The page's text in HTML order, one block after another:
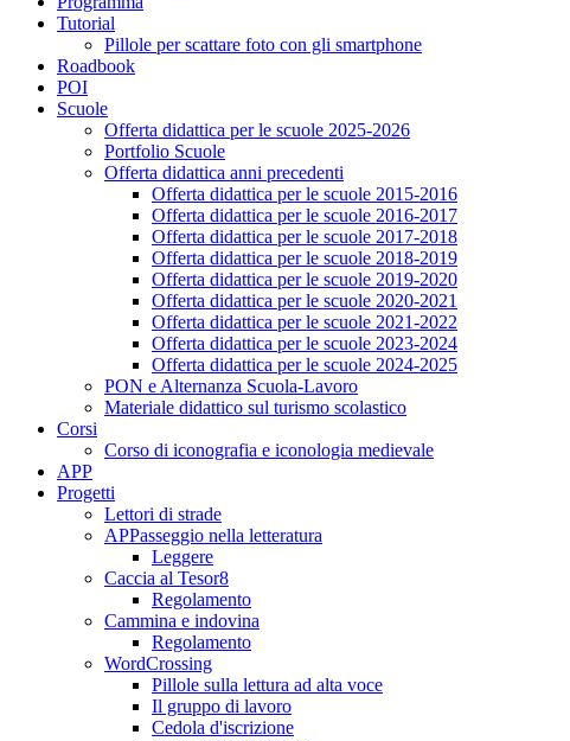
Tutorial
Pillole per scattare foto con gli smartphone
Roadbook
POI
Scuole
Offerta didattica per le scuole 2025-2026
Portfolio Scuole
Offerta didattica anni precedenti
Offerta didattica per le scuole 2015-2016
Offerta didattica per le scuole 2016-2017
Offerta didattica per le scuole 2017-2018
Offerta didattica per le scuole 2018-2019
Offerta didattica per le scuole 2019-2020
Offerta didattica per le scuole 2020-2021
Offerta didattica per le scuole 2021-2022
Offerta didattica per le scuole 2023-2024
Offerta didattica per le scuole 2024-2025
PON e Alternanza Scuola-Lavoro
Materiale didattico sul turismo scolastico
Corsi
Corso di iconografia e iconologia medievale
APP
Progetti
Lettori di strade
APPasseggio nella letteratura
Leggere
Caccia al Tesor8
Regolamento
Cammina e indovina
Regolamento
WordCrossing
Pillole sulla lettura ad alta voce
Il gruppo di lavoro
Cedola d'iscrizione